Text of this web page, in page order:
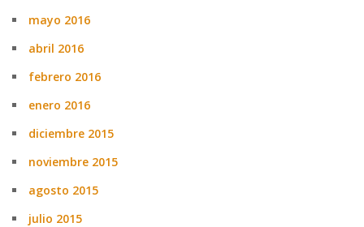
mayo 2016
abril 2016
febrero 2016
enero 2016
diciembre 2015
noviembre 2015
agosto 2015
julio 2015